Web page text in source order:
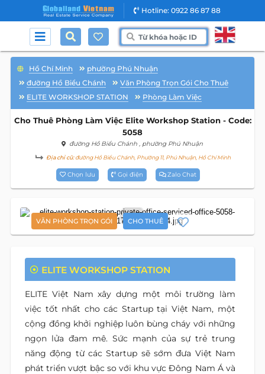
Hotline: 0922 86 87 88
Hồ Chí Minh
phường Phú Nhuận
đường Hồ Biểu Chánh
Văn Phòng Trọn Gói Cho Thuê
ELITE WORKSHOP STATION
Phòng Làm Việc
Cho Thuê Phòng Làm Việc Elite Workshop Station - Code:
5058
đường Hồ Biểu Chánh , phường Phú Nhuận
Địa chỉ cũ:đường Hồ Biểu Chánh, Phường 11, Phú Nhuận, Hồ Chí Minh
Chọn lưu Gọi điện Zalo Chat
VĂN PHÒNG TRỌN GÓI CHO THUÊ
5
ELITE WORKSHOP STATION
ELITE Việt Nam xây dựng một môi trường làm
việc tốt nhất cho các Startup tại Việt Nam, một
cộng đồng khởi nghiệp luôn bùng cháy với những
ngọn lửa đam mê. Sức mạnh của sự trẻ trung
năng động từ các Startup sẽ sớm đưa Việt Nam
phát triển vượt bậc so với khu vực Đông Nam Á và